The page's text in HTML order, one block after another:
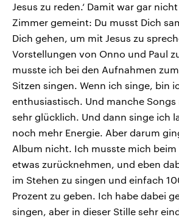
Jesus zu reden.‘ Damit war gar
Zimmer gemeint: Du musst Dich
Dich gehen, um mit Jesus zu
Vorstellungen von Onno und Paul
musste ich bei den Aufnahmen
Sitzen singen. Wenn ich singe, bin
enthusiastisch. Und manche
sehr glücklich. Und dann singe ich
noch mehr Energie. Aber darum
Album nicht. Ich musste mich beim
etwas zurücknehmen, und eben
im Stehen zu singen und einfach
Prozent zu geben. Ich habe dabei
singen, aber in dieser Stille sehr